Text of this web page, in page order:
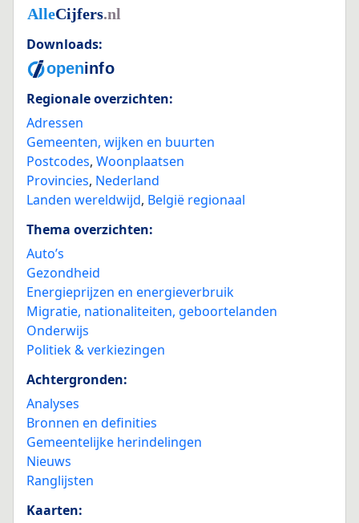
Downloads:
Regionale overzichten:
Adressen
Gemeenten, wijken en buurten
Postcodes, Woonplaatsen
Provincies, Nederland
Landen wereldwijd, België regionaal
Thema overzichten:
Auto’s
Gezondheid
Energieprijzen en energieverbruik
Migratie, nationaliteiten, geboortelanden
Onderwijs
Politiek & verkiezingen
Achtergronden:
Analyses
Bronnen en definities
Gemeentelijke herindelingen
Nieuws
Ranglijsten
Kaarten: